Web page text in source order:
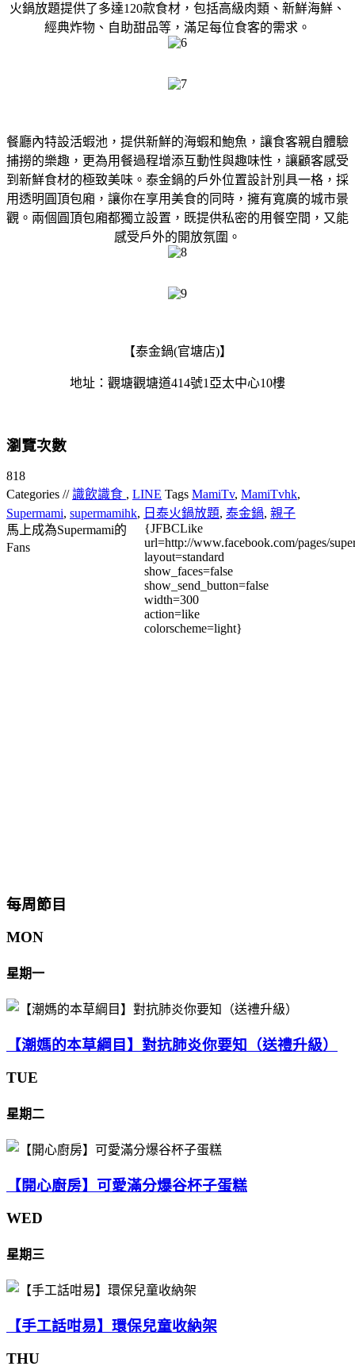
火鍋放題提供了多達120款食材，包括高級肉類、新鮮海鮮、
經典炸物、自助甜品等，滿足每位食客的需求。
餐廳內特設活蝦池，提供新鮮的海蝦和鮑魚，讓食客親自體驗
捕撈的樂趣，更為用餐過程增添互動性與趣味性，讓顧客感受
到新鮮食材的極致美味。泰金鍋的戶外位置設計別具一格，採
用透明圓頂包廂，讓你在享用美食的同時，擁有寬廣的城市景
觀。兩個圓頂包廂都獨立設置，既提供私密的用餐空間，又能
感受戶外的開放氛圍。
【泰金鍋(官塘店)】
地址：觀塘觀塘道414號1亞太中心10樓
瀏覽次數
818
Categories //識飲識食 , LINE Tags MamiTv, MamiTvhk,
Supermami, supermamihk, 日泰火鍋放題, 泰金鍋, 親子
馬上成為Supermami的
Fans
{JFBCLike
url=http://www.facebook.com/pages/
layout=standard
show_faces=false
show_send_button=false
width=300
action=like
colorscheme=light}
每周節目
MON
星期一
【潮媽的本草綱目】對抗肺炎你要知（送禮升級）
TUE
星期二
【開心廚房】可愛滿分爆谷杯子蛋糕
WED
星期三
【手工話咁易】環保兒童收納架
THU